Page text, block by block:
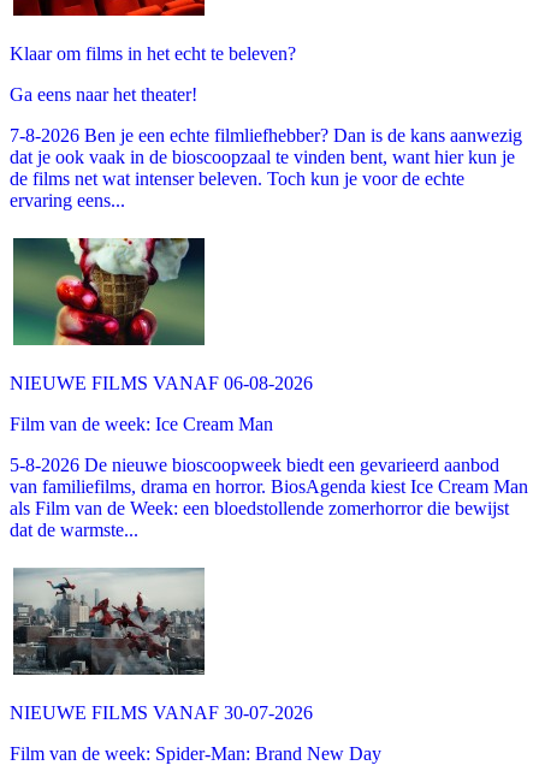
Klaar om films in het echt te beleven?
Ga eens naar het theater!
7-8-2026 Ben je een echte filmliefhebber? Dan is de kans aanwezig
dat je ook vaak in de bioscoopzaal te vinden bent, want hier kun je
de films net wat intenser beleven. Toch kun je voor de echte
ervaring eens...
NIEUWE FILMS VANAF 06-08-2026
Film van de week: Ice Cream Man
5-8-2026 De nieuwe bioscoopweek biedt een gevarieerd aanbod
van familiefilms, drama en horror. BiosAgenda kiest Ice Cream Man
als Film van de Week: een bloedstollende zomerhorror die bewijst
dat de warmste...
NIEUWE FILMS VANAF 30-07-2026
Film van de week: Spider-Man: Brand New Day